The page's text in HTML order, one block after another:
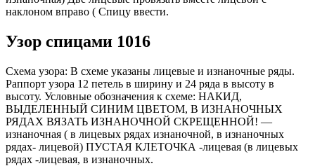
наклоном вправо ( Спицу ввести.
Узор спицами 1016
Схема узора: В схеме указаны лицевые и изнаночные ряды.
Раппорт узора 12 петель в ширину и 24 ряда в высоту в
высоту. Условные обозначения к схеме: НАКИД,
ВЫДЕЛЕННЫЙ СИНИМ ЦВЕТОМ, В ИЗНАНОЧНЫХ
РЯДАХ ВЯЗАТЬ ИЗНАНОЧНОЙ СКРЕЩЕННОЙ! —
изнаночная ( в лицевых рядах изнаночной, в изнаночных
рядах- лицевой) ПУСТАЯ КЛЕТОЧКА -лицевая (в лицевых
рядах -лицевая, в изнаночных.